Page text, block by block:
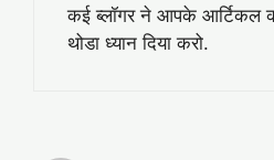
कई ब्लॉगर ने आपके आर्टिकल
थोडा ध्यान दिया करो.